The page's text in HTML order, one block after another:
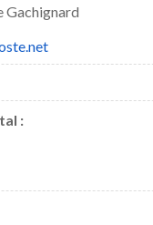
Gachignard
: